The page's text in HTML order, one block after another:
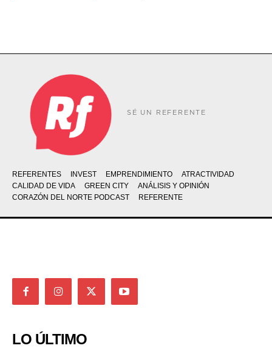
SÉ UN REFERENTE
REFERENTES INVEST EMPRENDIMIENTO
ATRACTIVIDAD
CALIDAD DE VIDA
GREEN CITY
ANÁLISIS Y OPINIÓN
CORAZÓN DEL NORTE PODCAST
REFERENTE
LO ÚLTIMO